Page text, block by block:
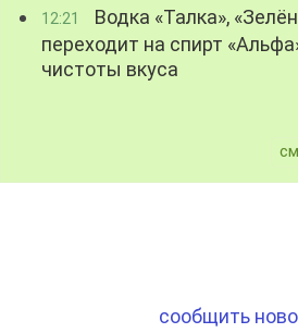
12:21
Водка «Талка»,
переходит на спирт
чистоты вкуса
сообщить